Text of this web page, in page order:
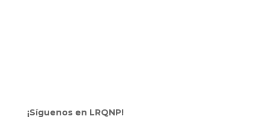
¡Síguenos en LRQNP!